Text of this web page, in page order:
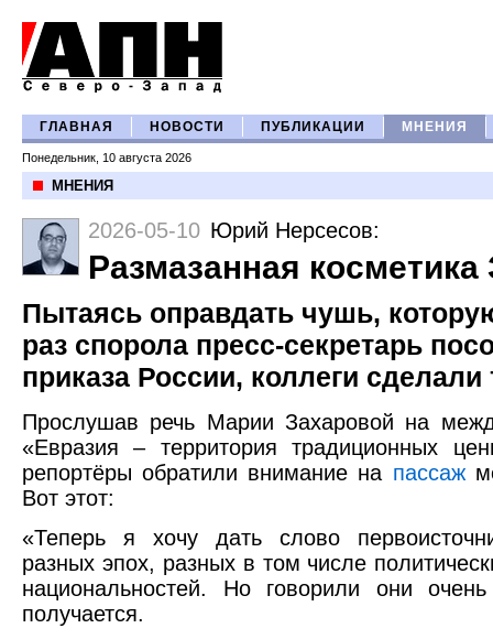
ГЛАВНАЯ НОВОСТИ ПУБЛИКАЦИИ МНЕНИЯ
Понедельник, 10 августа 2026
МНЕНИЯ
2026-05-10 Юрий Нерсесов:
Размазанная косметика
Пытаясь оправдать чушь,
раз спорола пресс-секретарь
приказа России, коллеги сделали
Прослушав речь Марии Захаровой на
«Евразия – территория традиционных
репортёры обратили внимание на пассаж
Вот этот:
«Теперь я хочу дать слово
разных эпох, разных в том числе
национальностей. Но говорили они
получается.